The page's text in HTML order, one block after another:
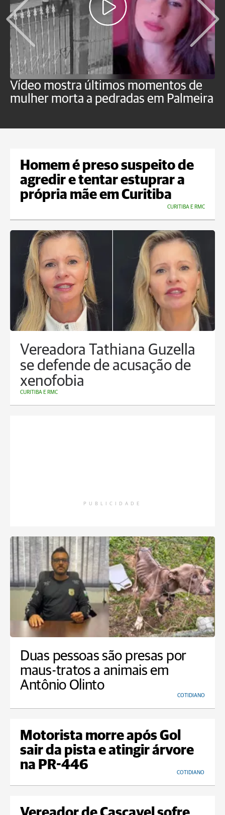
Vídeo mostra últimos momentos de
mulher morta a pedradas em Palmeira
Homem é preso suspeito de
agredir e tentar estuprar a
própria mãe em Curitiba
CURITIBA E RMC
Vereadora Tathiana Guzella
se defende de acusação de
xenofobia
CURITIBA E RMC
PUBLICIDADE
Duas pessoas são presas por
maus-tratos a animais em
Antônio Olinto
COTIDIANO
Motorista morre após Gol
sair da pista e atingir árvore
na PR-446
COTIDIANO